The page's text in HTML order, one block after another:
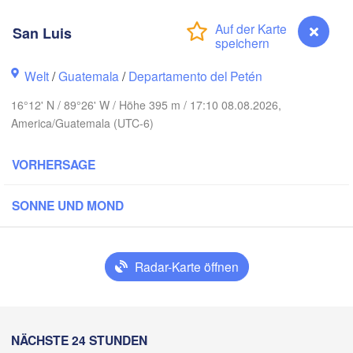
San Luis
Welt/Guatemala /Departamento del Petén
16°12' N / 89°26' W / Höhe 395 m / 17:10 08.08.2026,
America/Guatemala (UTC-6)
VORHERSAGE
SONNE UND MOND
Radar-Karte öffnen
NÄCHSTE 24 STUNDEN
Campeche
Ciudad del Carmen Chetumal